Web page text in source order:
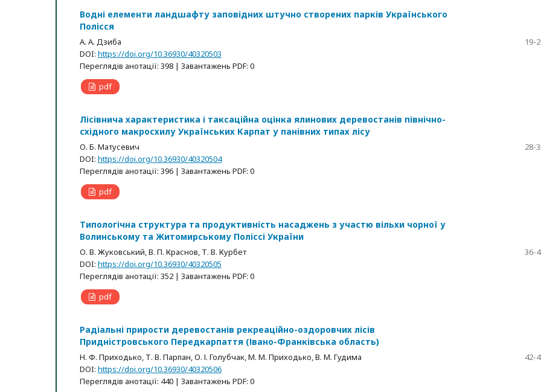
Водні елементи ландшафту заповідних штучно створених парків Українського
Полісся
А. А. Дзиба
19-
DOI: https://doi.org/10.36930/40320503
Переглядів анотації: 398 | Завантажень PDF: 0
pdf
Лісівнича характеристика і таксаційна оцінка ялинових деревостанів північно-
східного макросхилу Українських Карпат у панівних типах лісу
О. Б. Матусевич
28-
DOI: https://doi.org/10.36930/40320504
Переглядів анотації: 396 | Завантажень PDF: 0
pdf
Типологічна структура та продуктивність насаджень з участю вільхи чорної у
Волинському та Житомирському Поліссі України
О. В. Жуковський, В. П. Краснов, Т. В. Курбет
36-
DOI: https://doi.org/10.36930/40320505
Переглядів анотації: 352 | Завантажень PDF: 0
pdf
Радіальні прирости деревостанів рекреаційно-оздоровчих лісів
Придністровського Передкарпаття (Івано-Франківська область)
Н. Ф. Приходько, Т. В. Парпан, О. І. Голубчак, М. М. Приходько, В. М. Гудима
42-
DOI: https://doi.org/10.36930/40320506
Переглядів анотації: 440 | Завантажень PDF: 0